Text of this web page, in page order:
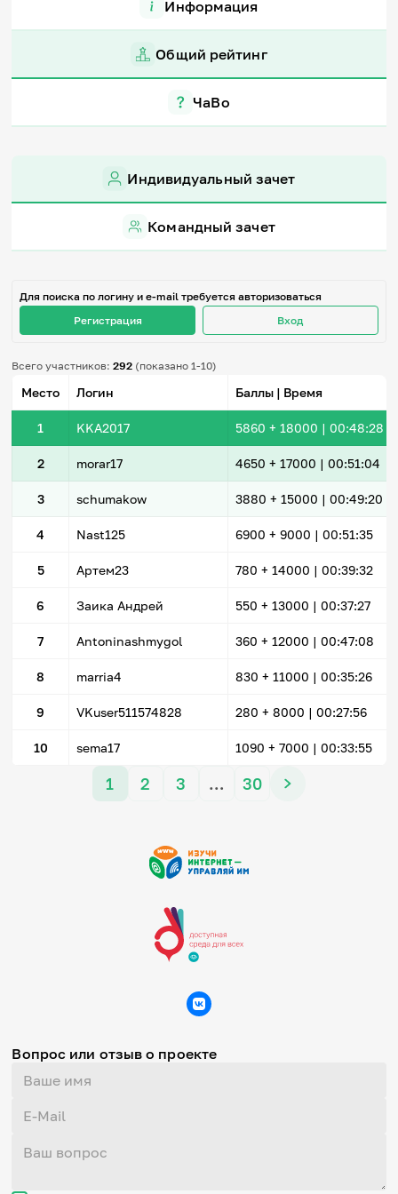
Игры и тренажеры
Знания в тестах
Настолка
Педагогам
Школа наставников
IT-урок
Незрячим
Задать вопрос
Информация
Общий рейтинг
ЧаВо
Индивидуальный зачет
Командный зачет
Для поиска по логину и e-mail требуется авторизоваться
Регистрация
Вход
Всего участников:292 (показано 1-10)
Место Логин Баллы | Время
1 KKA2017 5860 + 18000 | 00:48:28
2 morar17 4650 + 17000 | 00:51:04
3 schumakow 3880 + 15000 | 00:49:20
4 Nast125 6900 + 9000 | 00:51:35
5 Артем23 780 + 14000 | 00:39:32
6 Заика Андрей 550 + 13000 | 00:37:27
7 Antoninashmygol 360 + 12000 | 00:47:08
8 marria4 830 + 11000 | 00:35:26
9 VKuser511574828 280 + 8000 | 00:27:56
10 sema17 1090 + 7000 | 00:33:55
1 2 3 … 30
Вопрос или отзыв о проекте